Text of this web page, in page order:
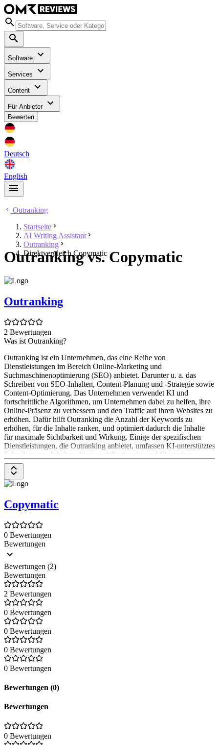
Software
Services
Content
Für Anbieter
Bewerten
Deutsch
English
Outranking
Startseite
AI Writing Assistant
Outranking
Direktvergleich Copymatic
Outranking vs. Copymatic
Outranking
2 Bewertungen
Was ist Outranking?
Outranking ist ein Unternehmen, das eine Reihe von
Dienstleistungen im Bereich Online-Marketing und
Suchmaschinenoptimierung (SEO) anbietet. Darunter u. a. das
Schreiben von SEO-Inhalten, Content-Planung und -Strategie sowie
Content-Optimierung. Das Unternehmen verwendet KI und
fortschrittliche Algorithmen, um Unternehmen dabei zu helfen, ihre
Online-Präsenz zu verbessern und den Traffic auf ihren Websites zu
erhöhen. Dafür hilft Outranking die Anzahl der Keywords zu
erhöhen, für die Inhalte ranken, und optimiert dadurch die Inhalte
für maximale Sichtbarkeit und Wirkung. Einige der spezifischen
Dienstleistungen, die Outranking anbietet, umfassen KI-unterstütztes
Schreiben von Inhalten, Keyword-Recherche und Clustering,
Content-Planung und Strategieentwicklung sowie On-Page-SEO-
Optimierung.
Copymatic
0 Bewertungen
Bewertungen
Bewertungen (2)
Bewertungen
2 Bewertungen
0 Bewertungen
0 Bewertungen
0 Bewertungen
0 Bewertungen
Bewertungen (0)
Bewertungen
0 Bewertungen